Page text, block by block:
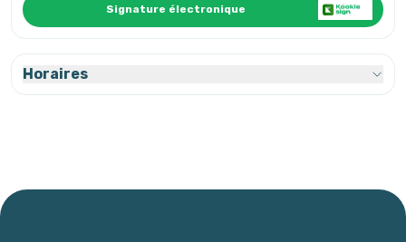
Signature électronique
Horaires